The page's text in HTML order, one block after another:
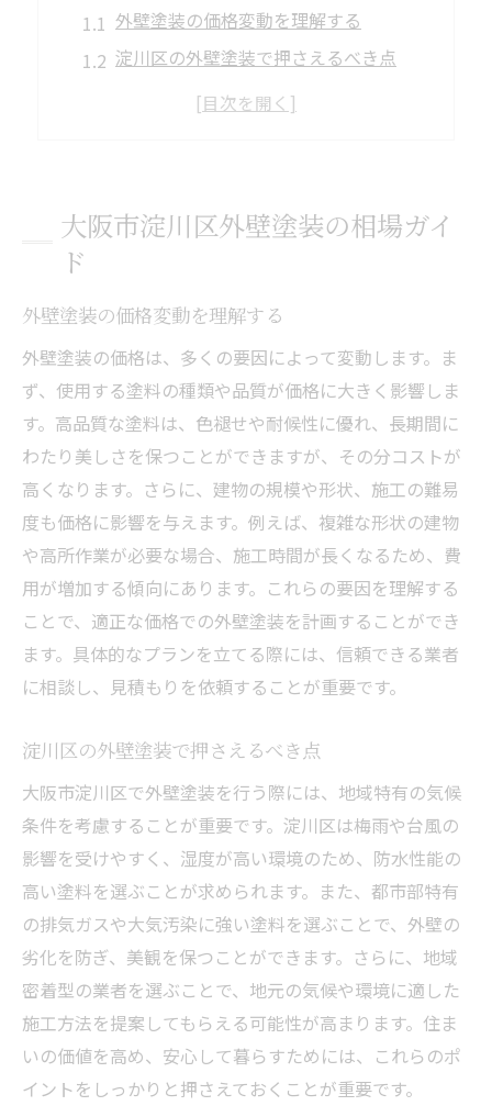
外壁塗装の価格変動を理解する
淀川区の外壁塗装で押さえるべき点
相場を知って安心外壁塗装計画
淀川区での外壁塗装費用のポイント
淀川区に特化した外壁塗装プラン
外壁塗装の費用を最適化するコツ
外壁塗装で失敗しないための準備
費用対効果を高める塗装選び
外壁塗装の見積もりを比較する方法
外壁塗装の選び方と大阪市淀川区の相場
淀川区で選ばれる外壁塗装の特徴
外壁塗装相場を基に選ぶポイント
住まいに最適な外壁塗装の見極め方
外壁塗装の種類とそのメリット
最適な外壁塗装業者の探し方
住まいを守る外壁塗装のコツ
外壁塗装で住まいの寿命を延ばす
外壁塗装のメンテナンスの重要性
防水性能を高める外壁塗装の秘訣
外壁塗装で住まいを美しく保つ
外壁塗装のカビ対策と防止策
外壁塗装の耐久性を考慮した選び方
淀川区の外壁塗装で失敗しないために
外壁塗装のよくある失敗例と対策
業者選びで注意すべきポイント
大阪市淀川区外壁塗装の相場ガイ
ド
外壁塗装の価格変動を理解する
外壁塗装の価格は、多くの要因によって変動します。ま
ず、使用する塗料の種類や品質が価格に大きく影響しま
す。高品質な塗料は、色褪せや耐候性に優れ、長期間に
わたり美しさを保つことができますが、その分コストが
高くなります。さらに、建物の規模や形状、施工の難易
度も価格に影響を与えます。例えば、複雑な形状の建物
や高所作業が必要な場合、施工時間が長くなるため、費
用が増加する傾向にあります。これらの要因を理解する
ことで、適正な価格での外壁塗装を計画することができ
ます。具体的なプランを立てる際には、信頼できる業者
に相談し、見積もりを依頼することが重要です。
淀川区の外壁塗装で押さえるべき点
大阪市淀川区で外壁塗装を行う際には、地域特有の気候
条件を考慮することが重要です。淀川区は梅雨や台風の
影響を受けやすく、湿度が高い環境のため、防水性能の
高い塗料を選ぶことが求められます。また、都市部特有
の排気ガスや大気汚染に強い塗料を選ぶことで、外壁の
劣化を防ぎ、美観を保つことができます。さらに、地域
密着型の業者を選ぶことで、地元の気候や環境に適した
施工方法を提案してもらえる可能性が高まります。住ま
いの価値を高め、安心して暮らすためには、これらのポ
イントをしっかりと押さえておくことが重要です。